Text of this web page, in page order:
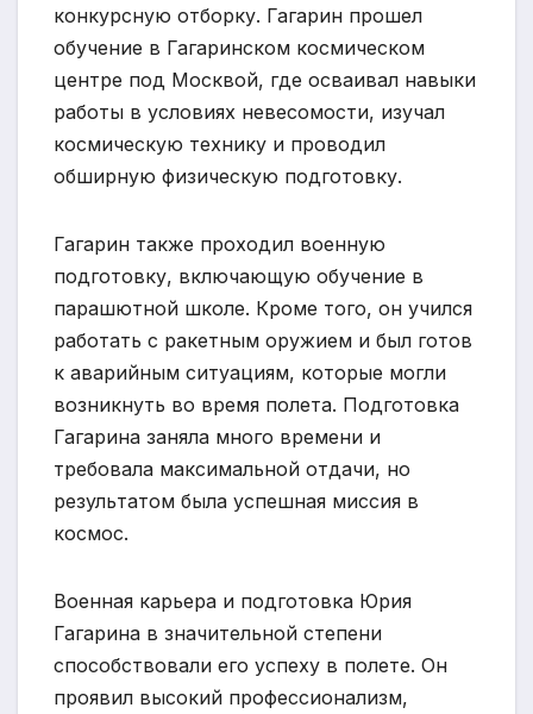
конкурсную отборку. Гагарин прошел
обучение в Гагаринском космическом
центре под Москвой, где осваивал навыки
работы в условиях невесомости, изучал
космическую технику и проводил
обширную физическую подготовку.
Гагарин также проходил военную
подготовку, включающую обучение в
парашютной школе. Кроме того, он учился
работать с ракетным оружием и был готов
к аварийным ситуациям, которые могли
возникнуть во время полета. Подготовка
Гагарина заняла много времени и
требовала максимальной отдачи, но
результатом была успешная миссия в
космос.
Военная карьера и подготовка Юрия
Гагарина в значительной степени
способствовали его успеху в полете. Он
проявил высокий профессионализм,